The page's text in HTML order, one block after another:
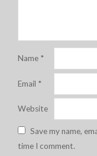
Name *
Email *
Website
Save my name,
time I comment.